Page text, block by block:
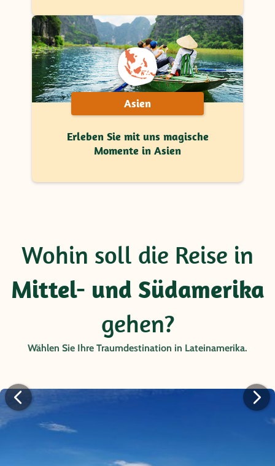
Asien
Erleben Sie mit uns magische
Momente in Asien
Wohin soll die Reise in
Mittel- und Südamerika
gehen?
Wählen Sie Ihre Traumdestination in Lateinamerika.